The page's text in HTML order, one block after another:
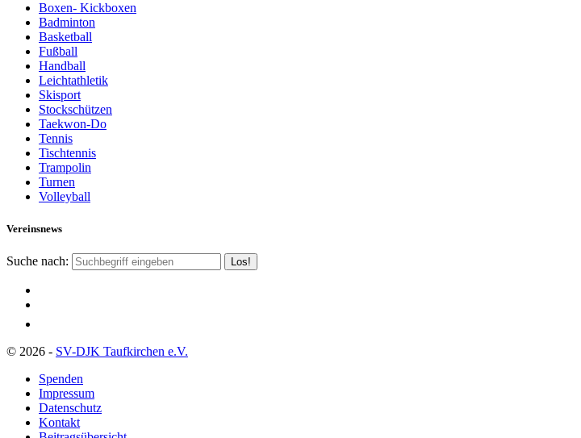
Boxen- Kickboxen
Badminton
Basketball
Fußball
Handball
Leichtathletik
Skisport
Stockschützen
Taekwon-Do
Tennis
Tischtennis
Trampolin
Turnen
Volleyball
Vereinsnews
Suche nach:
© 2026 - SV-DJK Taufkirchen e.V.
Spenden
Impressum
Datenschutz
Kontakt